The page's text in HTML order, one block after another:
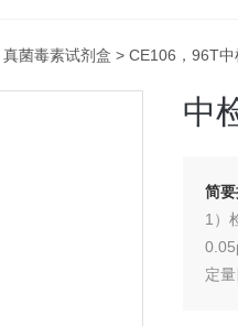
真菌毒素试剂盒 > CE106，96T
中
简要
1）
定